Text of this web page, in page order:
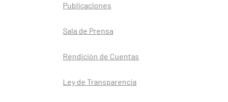
Publicaciones
Sala de Prensa
Rendición de Cuentas
Ley de Transparencia